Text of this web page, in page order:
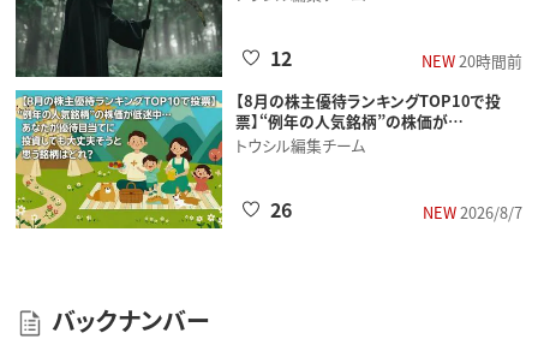
NEW20時間前
12
【8月の株主優待ランキングTOP10で投
票】“例年の人気銘柄”の株価が…
トウシル編集チーム
NEW2026/8/7
26
バックナンバー